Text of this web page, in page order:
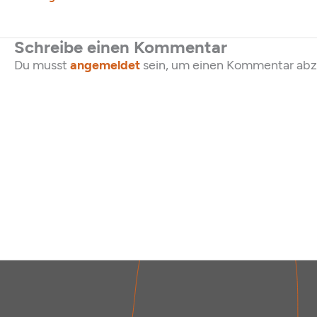
Schreibe einen Kommentar
Du musst angemeldet sein, um einen Kommentar